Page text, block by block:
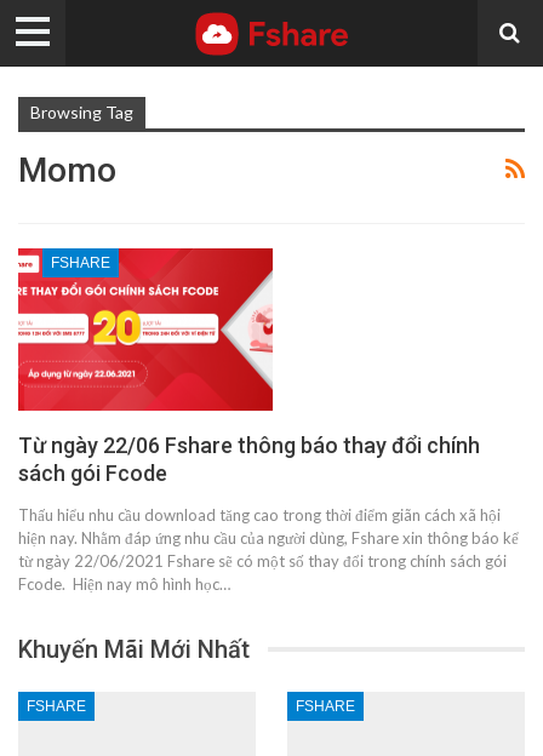
Browsing Tag
Momo
FSHARE
Từ ngày 22/06 Fshare thông báo thay đổi chính
sách gói Fcode
Thấu hiểu nhu cầu download tăng cao trong thời điểm giãn cách xã hội
hiện nay. Nhằm đáp ứng nhu cầu của người dùng, Fshare xin thông báo kể
từ ngày 22/06/2021 Fshare sẽ có một số thay đổi trong chính sách gói
Fcode. Hiện nay mô hình học…
Khuyến Mãi Mới Nhất
FSHARE FSHARE